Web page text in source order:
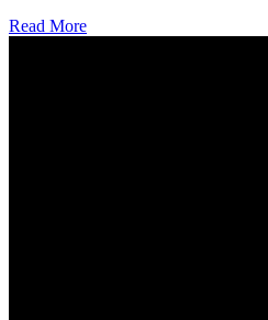
Read More